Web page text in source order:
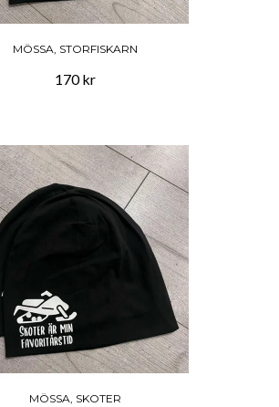
MÖSSA, STORFISKARN
170 kr
MÖSSA, SKOTER